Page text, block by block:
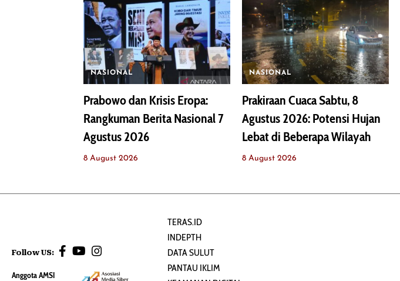
NASIONAL
Prabowo dan Krisis Eropa:
Rangkuman Berita Nasional 7
Agustus 2026
8 August 2026
NASIONAL
Prakiraan Cuaca Sabtu, 8
Agustus 2026: Potensi Hujan
Lebat di Beberapa Wilayah
8 August 2026
Follow US:
Anggota AMSI
TERAS.ID
INDEPTH
DATA SULUT
PANTAU IKLIM